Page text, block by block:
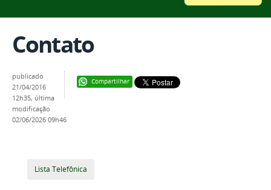
Contato
Compartilhar
publicado
21/04/2016
12h35, última
modificação
02/06/2026 09h46
Lista Telefônica